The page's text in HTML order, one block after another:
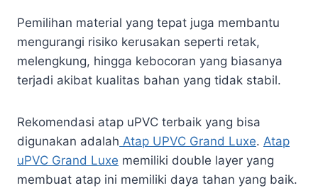
Pemilihan material yang tepat juga membantu
mengurangi risiko kerusakan seperti retak,
melengkung, hingga kebocoran yang biasanya
terjadi akibat kualitas bahan yang tidak stabil.
Rekomendasi atap uPVC terbaik yang bisa
digunakan adalah Atap UPVC Grand Luxe. Atap
uPVC Grand Luxe memiliki double layer yang
membuat atap ini memiliki daya tahan yang baik.